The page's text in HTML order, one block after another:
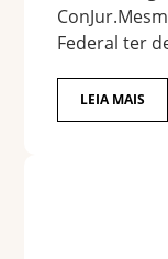
Federal ter
LEIA MAIS